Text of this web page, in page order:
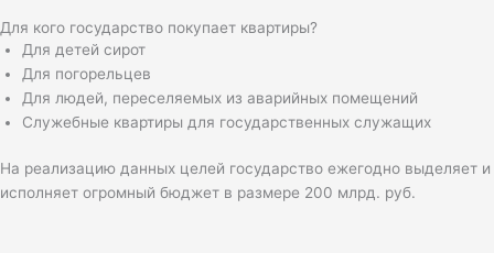
Для кого государство покупает квартиры?
Для детей сирот
Для погорельцев
Для людей, переселяемых из аварийных помещений
Служебные квартиры для государственных служащих
На реализацию данных целей государство ежегодно выделяет и
исполняет огромный бюджет в размере 200 млрд. руб.